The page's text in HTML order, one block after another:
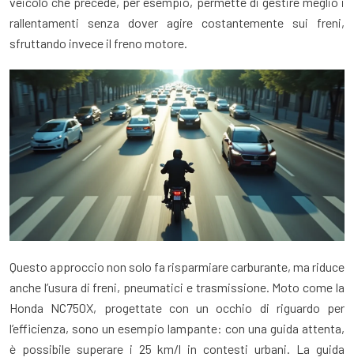
rallentamenti senza dover agire costantemente sui freni,
sfruttando invece il freno motore.
Questo approccio non solo fa risparmiare carburante, ma riduce
anche l’usura di freni, pneumatici e trasmissione. Moto come la
Honda NC750X, progettate con un occhio di riguardo per
l’efficienza, sono un esempio lampante: con una guida attenta,
è possibile superare i 25 km/l in contesti urbani. La guida